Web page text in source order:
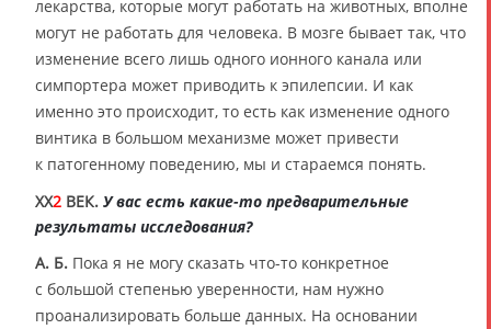
лекарства, которые могут работать на животных, вполне
могут не работать для человека. В мозге бывает так, что
изменение всего лишь одного ионного канала или
симпортера может приводить к эпилепсии. И как
именно это происходит, то есть как изменение одного
винтика в большом механизме может привести
к патогенному поведению, мы и стараемся понять.
XX2 ВЕК. У вас есть какие-то предварительные
результаты исследования?
А. Б. Пока я не могу сказать что-то конкретное
с большой степенью уверенности, нам нужно
проанализировать больше данных. На основании